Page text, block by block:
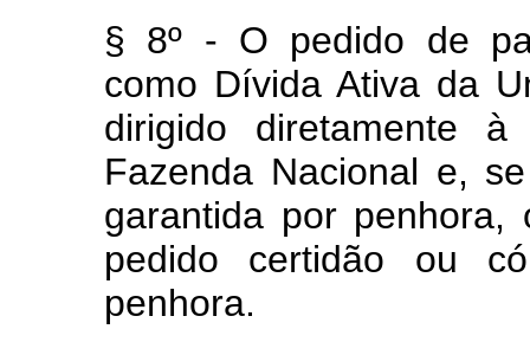
§ 8º - O pedido de
como Dívida Ativa da
dirigido diretamente à
Fazenda Nacional e,
garantida por
pedido certidão ou
penhora.